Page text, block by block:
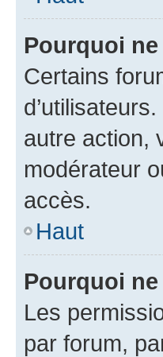
Pourquoi
Certains
autre action,
modérateur
accès.
Haut
Pourquoi
Les
par forum,